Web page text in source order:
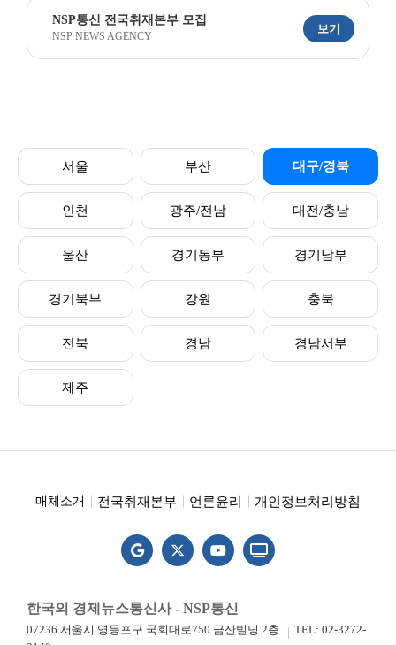
NSP통신 전국취재본부 모집
NSP NEWS AGENCY
보기
서울 부산 대구/경북
인천 광주/전남 대전/충남
울산 경기동부 경기남부
경기북부 강원 충북
전북 경남 경남서부
제주
매체소개 전국취재본부 언론윤리 개인정보처리방침
한국의 경제뉴스통신사 - NSP통신
07236 서울시 영등포구 국회대로750 금산빌딩 2층
TEL: 02-3272-